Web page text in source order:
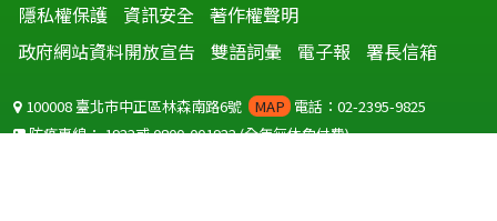
隱私權保護 資訊安全 著作權聲明
政府網站資料開放宣告
雙語詞彙 電子報 署長信箱
100008 臺北市中正區林森南路6號 MAP 電話：02-2395-9825
防疫專線：1922或0800-001922(全年無休免付費)